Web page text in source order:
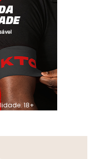
18+